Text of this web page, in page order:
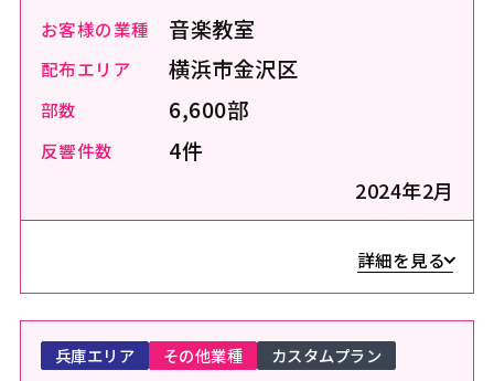
お客様の業種 音楽教室
配布エリア 横浜市金沢区
部数 6,600部
反響件数 4件
2024年2月
詳細を見る
兵庫エリア その他業種 カスタムプラン